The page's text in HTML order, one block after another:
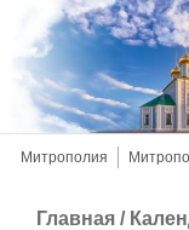
Митрополия
Главная /